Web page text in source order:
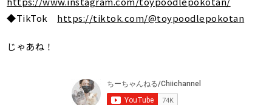
◆TikTok https://tiktok.com/@toypoodlepokotan
じゃあね！